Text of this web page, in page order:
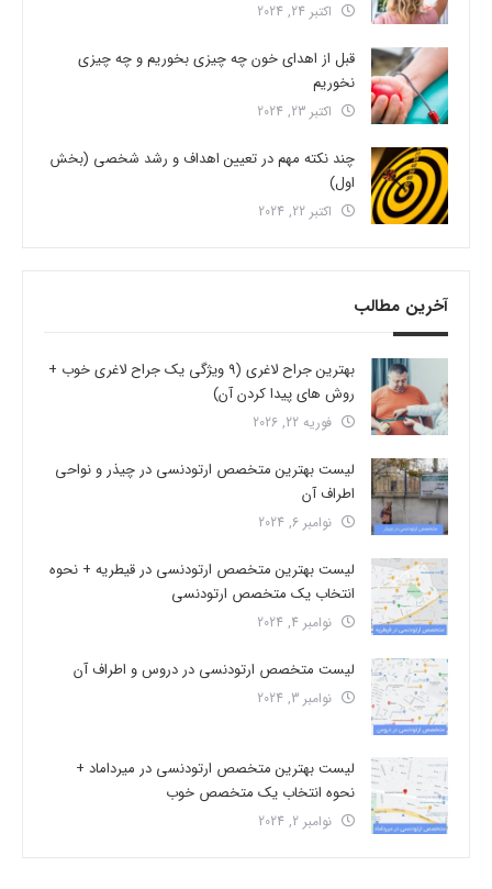
اکتبر 24, 2024
قبل از اهدای خون چه چیزی بخوریم و چه چیزی
نخوریم
اکتبر 23, 2024
چند نکته مهم در تعیین اهداف و رشد شخصی (بخش
اول)
اکتبر 22, 2024
آخرین مطالب
بهترین جراح لاغری (9 ویژگی یک جراح لاغری خوب +
روش های پیدا کردن آن)
فوریه 22, 2026
لیست بهترین متخصص ارتودنسی در چیذر و نواحی
اطراف آن
نوامبر 6, 2024
لیست بهترین متخصص ارتودنسی در قیطریه + نحوه
انتخاب یک متخصص ارتودنسی
نوامبر 4, 2024
لیست متخصص ارتودنسی در دروس و اطراف آن
نوامبر 3, 2024
لیست بهترین متخصص ارتودنسی در میرداماد +
نحوه انتخاب یک متخصص خوب
نوامبر 2, 2024